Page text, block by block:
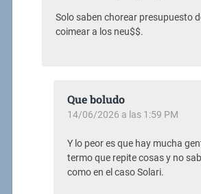
Solo saben chorear presupuesto
coimear a los neu$$.
Que boludo
14/06/2026 a las 1:59 PM
Y lo peor es que hay mucha
termo que repite cosas y no
como en el caso Solari.